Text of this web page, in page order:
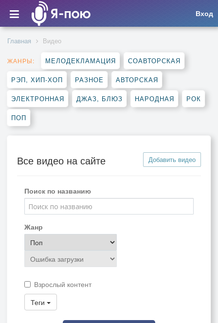
Вход
Главная Видео
ЖАНРЫ: МЕЛОДЕКЛАМАЦИЯ СОАВТОРСКАЯ
РЭП, ХИП-ХОП РАЗНОЕ АВТОРСКАЯ
ЭЛЕКТРОННАЯ ДЖАЗ, БЛЮЗ НАРОДНАЯ РОК
ПОП
Все видео на сайте Добавить видео
Поиск по названию
Жанр
Взрослый контент
Теги